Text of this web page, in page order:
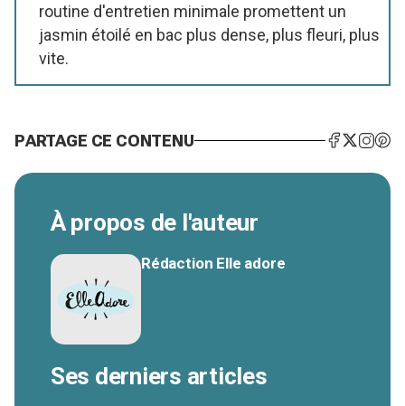
routine d'entretien minimale promettent un
jasmin étoilé en bac plus dense, plus fleuri, plus
vite.
PARTAGE CE CONTENU
À propos de l'auteur
Rédaction Elle adore
Ses derniers articles